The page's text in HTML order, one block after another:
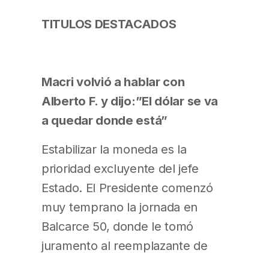
TITULOS DESTACADOS
Macri volvió a hablar con
Alberto F. y dijo:”El dólar se va
a quedar donde está”
Estabilizar la moneda es la
prioridad excluyente del jefe
Estado. El Presidente comenzó
muy temprano la jornada en
Balcarce 50, donde le tomó
juramento al reemplazante de